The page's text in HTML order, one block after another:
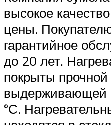
высокое
цены.
гарантийное
до 20 лет.
покрыты прочной
выдерживающей
°С.